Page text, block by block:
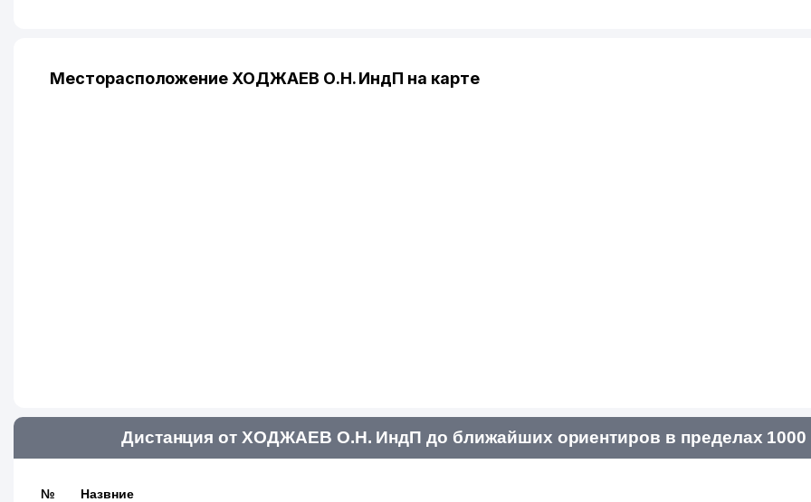
Месторасположение ХОДЖАЕВ О.Н. ИндП на карте
Дистанция от ХОДЖАЕВ О.Н. ИндП до ближайших ориентиров в пределах
№ Назвние